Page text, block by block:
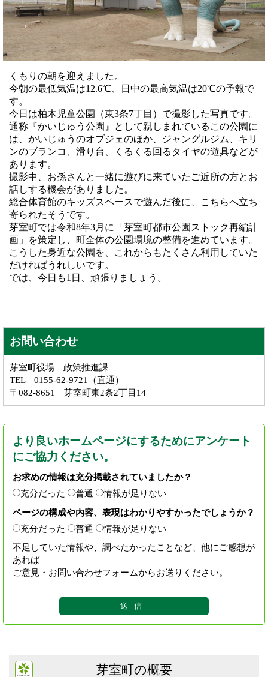
くもりの朝を迎えました。
今朝の最低気温は12.6℃、日中の最高気温は20℃の予報で
す。
今日は柏木児童公園（東3条7丁目）で撮影した写真です。
通称『かいじゅう公園』として親しまれているこの公園に
は、かいじゅうのオブジェのほか、ジャングルジム、キリ
ンのブランコ、滑り台、くるくる回るタイヤの遊具などが
あります。
撮影中、お孫さんと一緒に遊びに来ていたご近所の方とお
話しする機会がありました。
総合体育館のキッズスペースで遊んだ後に、こちらへ立ち
寄られたそうです。
芽室町では令和8年3月に「芽室町都市公園ストック再編計
画」を策定し、町全体の公園環境の整備を進めています。
こうした身近な公園を、これからもたくさん利用していた
だければうれしいです。
では、今日も1日、頑張りましょう。
お問い合わせ
芽室町役場 政策推進課
TEL 0155-62-9721（直通）
〒082-8651 芽室町東2条2丁目14
より良いホームページにするためにアンケート
にご協力ください。
お求めの情報は充分掲載されていましたか？
充分だった
普通
情報が足りない
ページの構成や内容、表現はわかりやすかったでしょうか？
充分だった
普通
情報が足りない
不足していた情報や、調べたかったことなど、他にご感想が
あれば
ご意見・お問い合わせフォームからお送りください。
芽室町の概要